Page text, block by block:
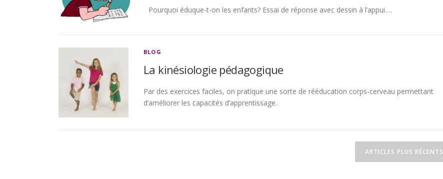
Pourquoi éduque-t-on les enfants? Essai de réponse avec dessin à l’appui….
BLOG
La kinésiologie pédagogique
Par des exercices faciles, on pratique une sorte de rééducation corps-cerveau permettant
d’améliorer les capacités d’apprentissage.
ARTICLES PLUS RÉCENTS